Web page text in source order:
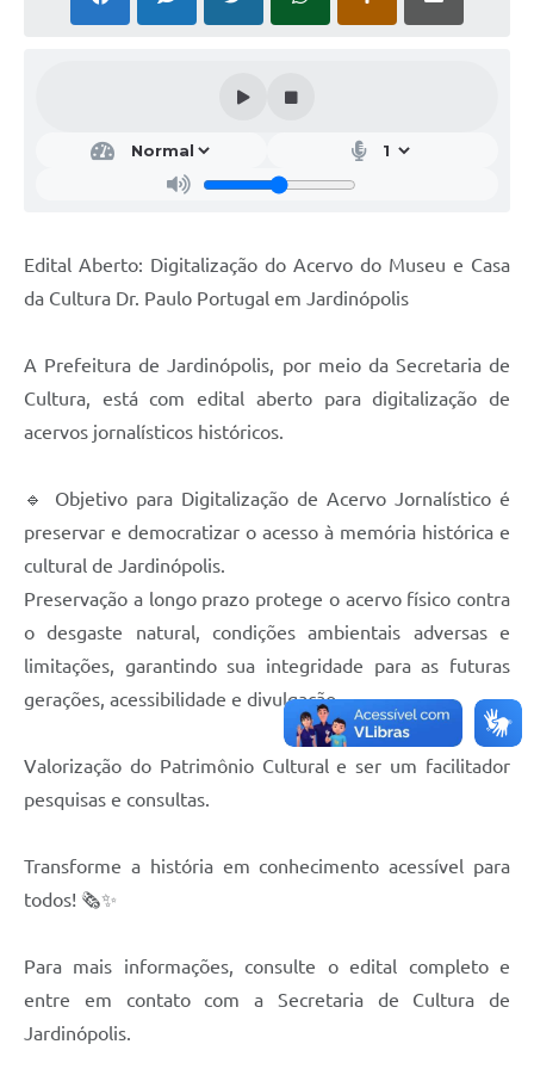
Edital Aberto: Digitalização do Acervo do Museu e Casa
da Cultura Dr. Paulo Portugal em Jardinópolis
A Prefeitura de Jardinópolis, por meio da Secretaria de
Cultura, está com edital aberto para digitalização de
acervos jornalísticos históricos.
🔹 Objetivo para Digitalização de Acervo Jornalístico é
preservar e democratizar o acesso à memória histórica e
cultural de Jardinópolis.
Preservação a longo prazo protege o acervo físico contra
o desgaste natural, condições ambientais adversas e
limitações, garantindo sua integridade para as futuras
gerações, acessibilidade e divulgação.
Valorização do Patrimônio Cultural e ser um facilitador
pesquisas e consultas.
Transforme a história em conhecimento acessível para
todos! 🗞️✨
Para mais informações, consulte o edital completo e
entre em contato com a Secretaria de Cultura de
Jardinópolis.